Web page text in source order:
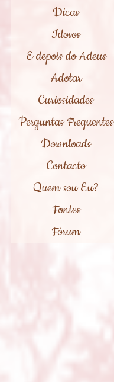
Dicas
Idosos
E depois do Adeus
Adotar
Curiosidades
Perguntas Frequentes
Downloads
Contacto
Quem sou Eu?
Fontes
Fórum